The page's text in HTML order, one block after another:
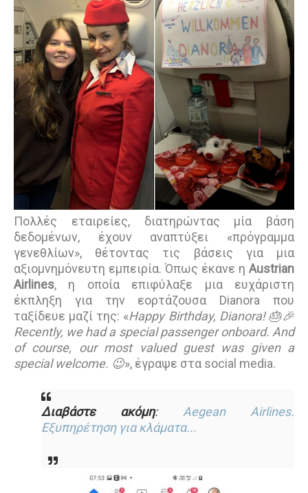
Πολλές εταιρείες, διατηρώντας μία βάση
δεδομένων, έχουν αναπτύξει «πρόγραμμα
γενεθλίων», θέτοντας τις βάσεις για μια
αξιομνημόνευτη εμπειρία. Όπως έκανε η Austrian
Airlines, η οποία επιφύλαξε μια ευχάριστη
έκπληξη για την εορτάζουσα Dianora που
ταξίδευε μαζί της: «Happy Birthday, Dianora! 🎂🎉
Recently, we had a special passenger onboard. And
of course, our most valued guest was given a
special welcome. 😉», έγραψε στα social media.
Διαβάστε ακόμη: Aegean Airlines.
Εξυπηρέτηση για κλάματα...